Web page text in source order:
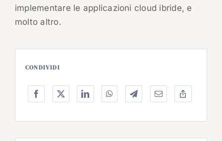
implementare le applicazioni cloud ibride, e
molto altro.
CONDIVIDI